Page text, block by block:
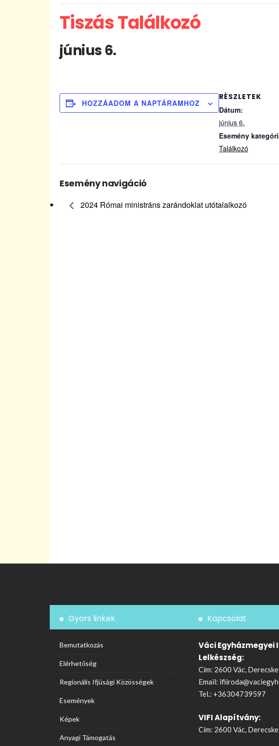
Tiszás Találkozó
június 6.
HOZZÁADOM A NAPTÁRAMHOZ
RÉSZLETEK
Dátum:
június 6.
Esemény
Találkozó
Esemény navigáció
2024 Római ministráns zarándoklat utótalalkozó
Gyors linkek
Bemutatkozás
Elérhetőség
Regionális Ifjúsági Közösségek
Események
Képek
Anyagi Támogatás
Kapcsolat
Váci Egyházmegyei
Lelkészség:
Cím: 2600 Vác,
Email:
Tel.: +36304739597
VIFI Alapítvány:
Cím: 2600 Vác, Derecske